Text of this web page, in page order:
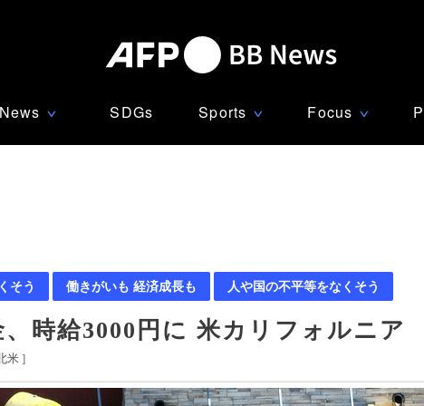
News ∨ SDGs Sports ∨ Focus ∨
そう 働きがいも 経済成長も 人や国の不平等をなくそう
時給3000円に 米カリフォルニア
米 ]